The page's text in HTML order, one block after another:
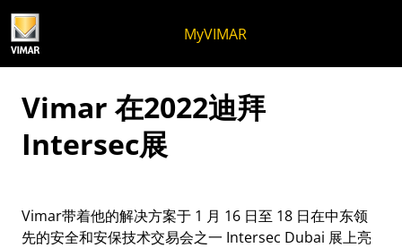
MyVIMAR
Vimar 在2022迪拜
Intersec展
Vimar带着他的解决方案于 1 月 16 日至 18 日在中东领
先的安全和安保技术交易会之一 Intersec Dubai 展上亮